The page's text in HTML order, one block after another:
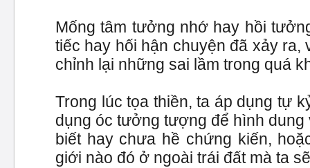
Mống tâm tưởng nhớ hay hồi
tiếc hay hối hận chuyện đã xảy ra,
chỉnh lại những sai lầm trong quá
Trong lúc tọa thiền, ta áp dụng tự
dụng óc tưởng tượng để hình
biết hay chưa hề chứng kiến,
giới nào đó ở ngoài trái đất mà ta